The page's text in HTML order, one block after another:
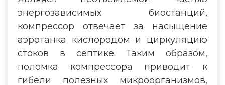
энергозависимых биостанций,
компрессор отвечает за насыщение
аэротанка кислородом и циркуляцию
стоков в септике. Таким образом,
поломка компрессора приводит к
гибели полезных микроорганизмов,